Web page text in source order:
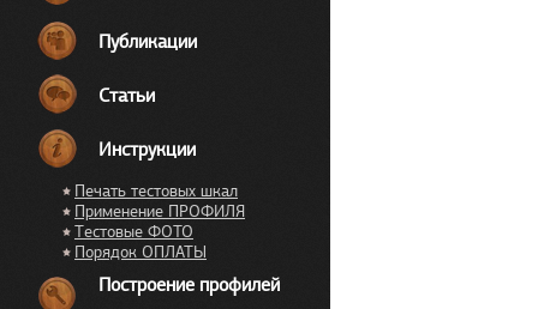
Публикации
Статьи
Инструкции
Печать тестовых шкал
Применение ПРОФИЛЯ
Тестовые ФОТО
Порядок ОПЛАТЫ
Построение профилей